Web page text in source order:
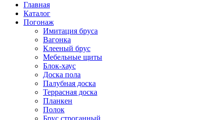
Главная
Каталог
Погонаж
Имитация бруса
Вагонка
Клееный брус
Мебельные щиты
Блок-хаус
Доска пола
Палубная доска
Террасная доска
Планкен
Полок
Брус строганный